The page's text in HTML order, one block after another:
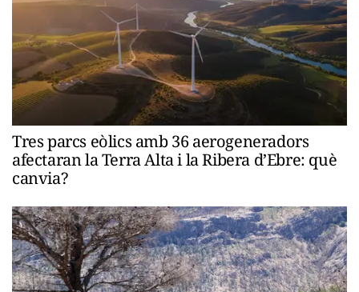
Tres parcs eòlics amb 36 aerogeneradors
afectaran la Terra Alta i la Ribera d’Ebre: què
canvia?